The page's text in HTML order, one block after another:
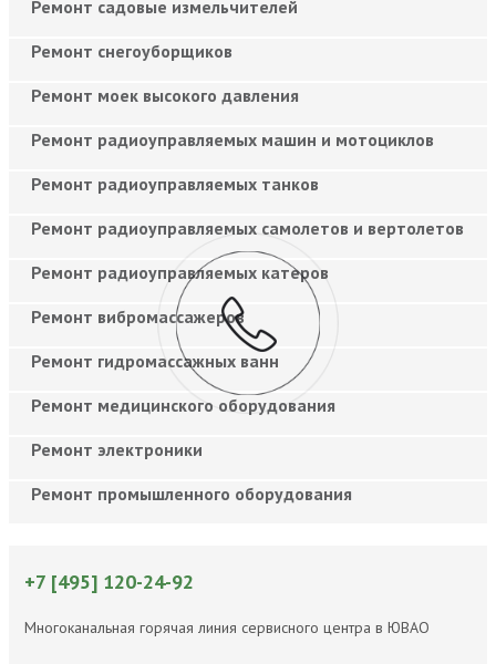
Ремонт садовые измельчителей
Ремонт снегоуборщиков
Ремонт моек высокого давления
Ремонт радиоуправляемых машин и мотоциклов
Ремонт радиоуправляемых танков
Ремонт радиоуправляемых самолетов и вертолетов
Ремонт радиоуправляемых катеров
Ремонт вибромассажеров
Ремонт гидромассажных ванн
Ремонт медицинского оборудования
Ремонт электроники
Ремонт промышленного оборудования
+7 [495] 120-24-92
Многоканальная горячая линия сервисного центра в ЮВАО